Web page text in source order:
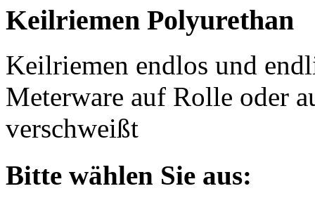
Keilriemen Polyurethan
Keilriemen endlos und
Meterware auf Rolle oder
verschweißt
Bitte wählen Sie aus: